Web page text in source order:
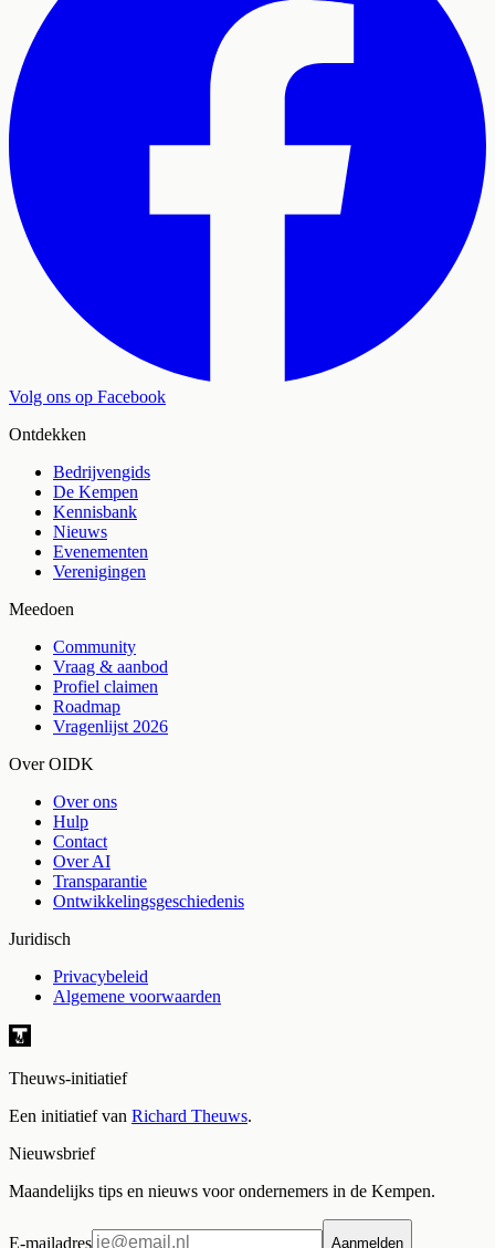
Volg ons op Facebook
Ontdekken
Bedrijvengids
De Kempen
Kennisbank
Nieuws
Evenementen
Verenigingen
Meedoen
Community
Vraag & aanbod
Profiel claimen
Roadmap
Vragenlijst 2026
Over OIDK
Over ons
Hulp
Contact
Over AI
Transparantie
Ontwikkelingsgeschiedenis
Juridisch
Privacybeleid
Algemene voorwaarden
Theuws-initiatief
Een initiatief van Richard Theuws.
Nieuwsbrief
Maandelijks tips en nieuws voor ondernemers in de Kempen.
E-mailadres Aanmelden